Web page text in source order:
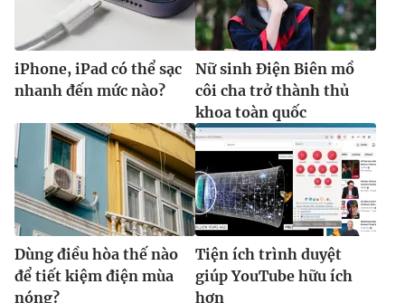
iPhone, iPad có thể sạc
nhanh đến mức nào?
Nữ sinh Điện Biên mồ
côi cha trở thành thủ
khoa toàn quốc
Dùng điều hòa thế nào
để tiết kiệm điện mùa
nóng?
Tiện ích trình duyệt
giúp YouTube hữu ích
hơn